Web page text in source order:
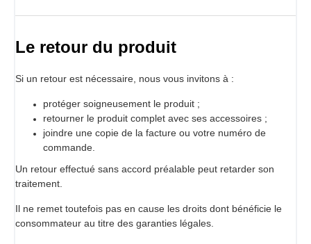
Le retour du produit
Si un retour est nécessaire, nous vous invitons à :
protéger soigneusement le produit ;
retourner le produit complet avec ses accessoires ;
joindre une copie de la facture ou votre numéro de
commande.
Un retour effectué sans accord préalable peut retarder son
traitement.
Il ne remet toutefois pas en cause les droits dont bénéficie le
consommateur au titre des garanties légales.